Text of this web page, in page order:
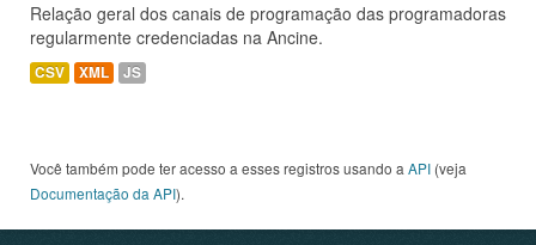
Relação geral dos canais de programação das programadoras
regularmente credenciadas na Ancine.
CSV XML JS
Você também pode ter acesso a esses registros usando a API (veja
Documentação da API).